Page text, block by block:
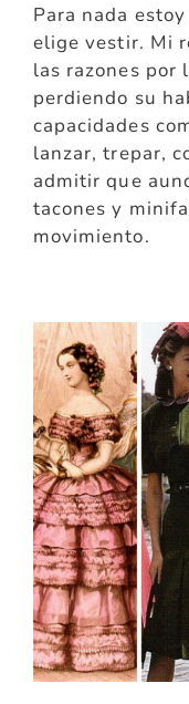
Para nada
elige vestir. Mi
las razones por
perdiendo su
capacidades
lanzar, trepar,
admitir que
tacones y
movimiento.